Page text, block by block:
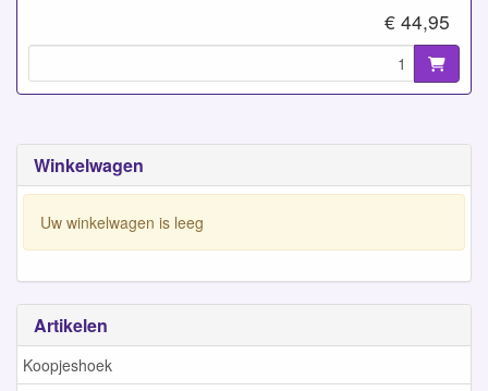
Winkelwagen
Uw winkelwagen is leeg
Artikelen
Koopjeshoek
€ 44,95